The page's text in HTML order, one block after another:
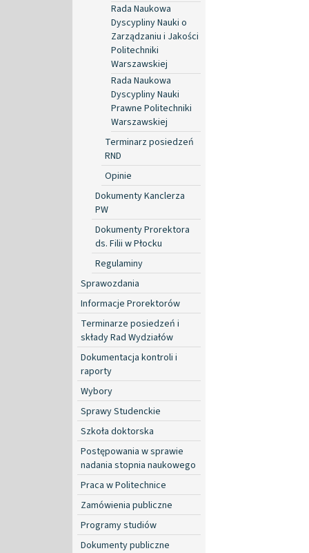
Rada Naukowa
Dyscypliny Nauki o
Zarządzaniu i Jakości
Politechniki
Warszawskiej
Rada Naukowa
Dyscypliny Nauki
Prawne Politechniki
Warszawskiej
Terminarz posiedzeń
RND
Opinie
Dokumenty Kanclerza
PW
Dokumenty Prorektora
ds. Filii w Płocku
Regulaminy
Sprawozdania
Informacje Prorektorów
Terminarze posiedzeń i
składy Rad Wydziałów
Dokumentacja kontroli i
raporty
Wybory
Sprawy Studenckie
Szkoła doktorska
Postępowania w sprawie
nadania stopnia naukowego
Praca w Politechnice
Zamówienia publiczne
Programy studiów
Dokumenty publiczne